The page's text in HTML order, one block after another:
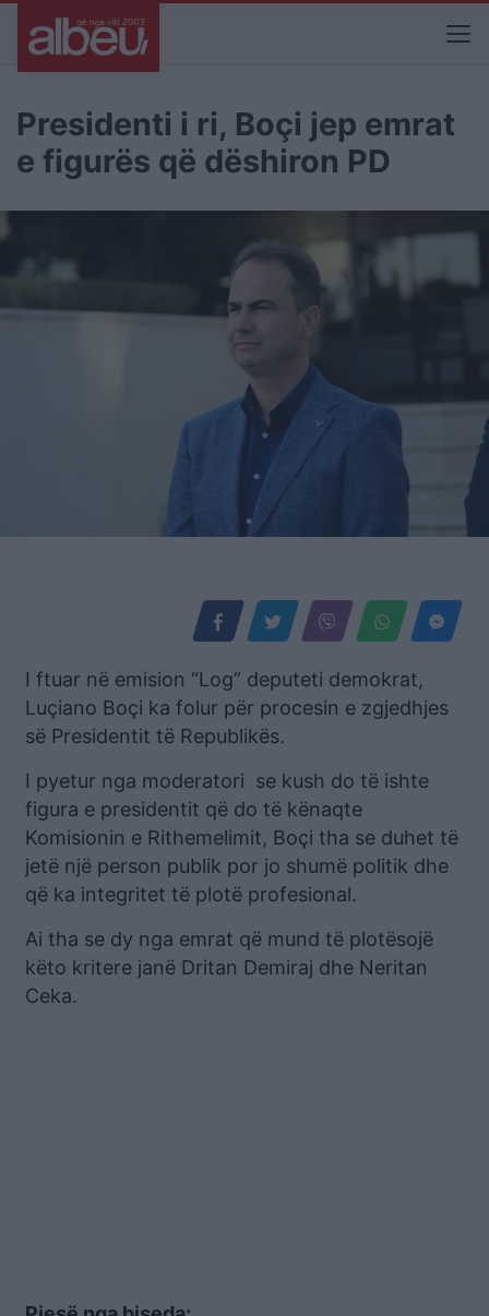
Presidenti i ri, Boçi jep emrat
e figurës që dëshiron PD
I ftuar në emision “Log” deputeti demokrat,
Luçiano Boçi ka folur për procesin e zgjedhjes
së Presidentit të Republikës.
I pyetur nga moderatori se kush do të ishte
figura e presidentit që do të kënaqte
Komisionin e Rithemelimit, Boçi tha se duhet të
jetë një person publik por jo shumë politik dhe
që ka integritet të plotë profesional.
Ai tha se dy nga emrat që mund të plotësojë
këto kritere janë Dritan Demiraj dhe Neritan
Ceka.